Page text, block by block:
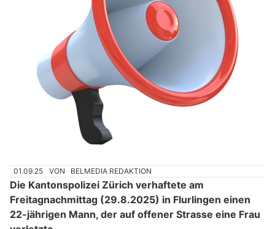
01.09.25 VON BELMEDIA REDAKTION
Die Kantonspolizei Zürich verhaftete am
Freitagnachmittag (29.8.2025) in Flurlingen einen
22-jährigen Mann, der auf offener Strasse eine Frau